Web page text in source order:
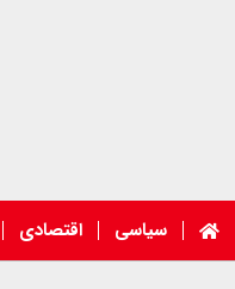
سیاسی اقتصادی